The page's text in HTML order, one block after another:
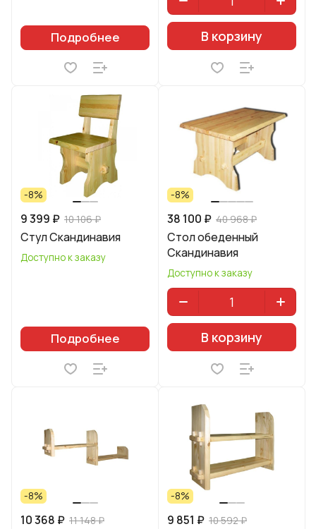
Подробнее В корзину
-8%
9 399 ₽ 10 106 ₽
Стул Скандинавия
Доступно к заказу
Подробнее
-8%
38 100 ₽ 40 968 ₽
Стол обеденный
Скандинавия
Доступно к заказу
В корзину
-8%
10 368 ₽ 11 148 ₽
-8%
9 851 ₽ 10 592 ₽